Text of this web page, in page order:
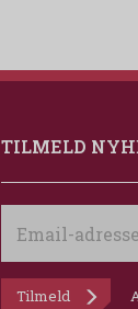
TILMELD
adresse
Tilmeld